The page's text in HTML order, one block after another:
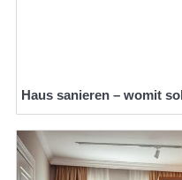
Haus sanieren – womit